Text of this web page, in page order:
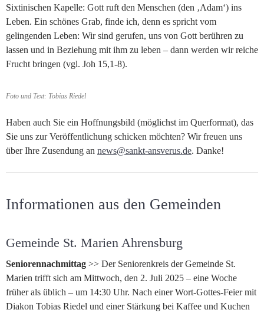
Sixtinischen Kapelle: Gott ruft den Menschen (den ‚Adam‘) ins
Leben. Ein schönes Grab, finde ich, denn es spricht vom
gelingenden Leben: Wir sind gerufen, uns von Gott berühren zu
lassen und in Beziehung mit ihm zu leben – dann werden wir reiche
Frucht bringen (vgl. Joh 15,1-8).
Foto und Text: Tobias Riedel
Haben auch Sie ein Hoffnungsbild (möglichst im Querformat), das
Sie uns zur Veröffentlichung schicken möchten? Wir freuen uns
über Ihre Zusendung an news@sankt-ansverus.de. Danke!
Informationen aus den Gemeinden
Gemeinde St. Marien Ahrensburg
Seniorennachmittag >> Der Seniorenkreis der Gemeinde St.
Marien trifft sich am Mittwoch, den 2. Juli 2025 – eine Woche
früher als üblich – um 14:30 Uhr. Nach einer Wort-Gottes-Feier mit
Diakon Tobias Riedel und einer Stärkung bei Kaffee und Kuchen